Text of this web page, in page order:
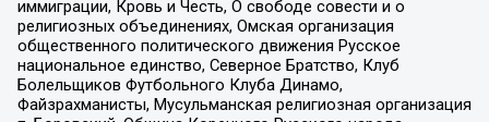
иммиграции, Кровь и Честь, О свободе совести и о
религиозных объединениях, Омская организация
общественного политического движения Русское
национальное единство, Северное Братство, Клуб
Болельщиков Футбольного Клуба Динамо,
Файзрахманисты, Мусульманская религиозная организация